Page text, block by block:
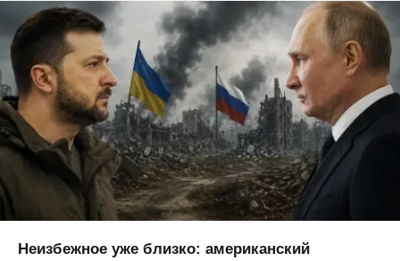
Неизбежное уже близко: американский